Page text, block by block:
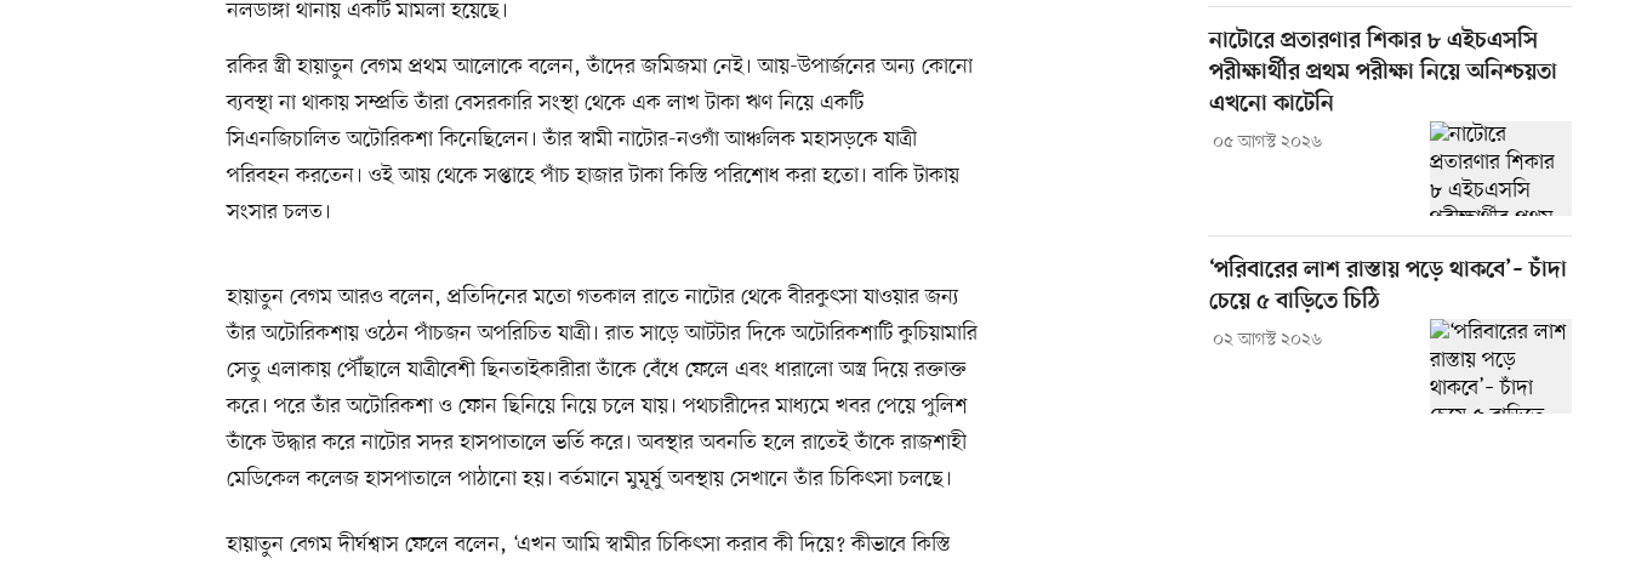
নলডাঙ্গা থানায় একটি মামলা হয়েছে।
রকির স্ত্রী হায়াতুন বেগম প্রথম আলোকে বলেন, তাঁদের জমিজমা নেই। আয়-উপার্জনের অন্য কোনো
ব্যবস্থা না থাকায় সম্প্রতি তাঁরা বেসরকারি সংস্থা থেকে এক লাখ টাকা ঋণ নিয়ে একটি
সিএনজিচালিত অটোরিকশা কিনেছিলেন। তাঁর স্বামী নাটোর-নওগাঁ আঞ্চলিক মহাসড়কে যাত্রী
পরিবহন করতেন। ওই আয় থেকে সপ্তাহে পাঁচ হাজার টাকা কিস্তি পরিশোধ করা হতো। বাকি টাকায়
সংসার চলত।
হায়াতুন বেগম আরও বলেন, প্রতিদিনের মতো গতকাল রাতে নাটোর থেকে বীরকুৎসা যাওয়ার জন্য
তাঁর অটোরিকশায় ওঠেন পাঁচজন অপরিচিত যাত্রী। রাত সাড়ে আটটার দিকে অটোরিকশাটি কুচিয়ামারি
সেতু এলাকায় পৌঁছালে যাত্রীবেশী ছিনতাইকারীরা তাঁকে বেঁধে ফেলে এবং ধারালো অস্ত্র দিয়ে রক্তাক্ত
করে। পরে তাঁর অটোরিকশা ও ফোন ছিনিয়ে নিয়ে চলে যায়। পথচারীদের মাধ্যমে খবর পেয়ে পুলিশ
তাঁকে উদ্ধার করে নাটোর সদর হাসপাতালে ভর্তি করে। অবস্থার অবনতি হলে রাতেই তাঁকে রাজশাহী
মেডিকেল কলেজ হাসপাতালে পাঠানো হয়। বর্তমানে মুমূর্ষু অবস্থায় সেখানে তাঁর চিকিৎসা চলছে।
হায়াতুন বেগম দীর্ঘশ্বাস ফেলে বলেন, ‘এখন আমি স্বামীর চিকিৎসা করাব কী দিয়ে? কীভাবে কিস্তি
নাটোরে প্রতারণার শিকার ৮ এইচএসসি
পরীক্ষার্থীর প্রথম পরীক্ষা নিয়ে অনিশ্চয়তা
এখনো কাটেনি
০৫ আগস্ট ২০২৬
‘পরিবারের লাশ রাস্তায় পড়ে থাকবে’– চাঁদা
চেয়ে ৫ বাড়িতে চিঠি
০২ আগস্ট ২০২৬